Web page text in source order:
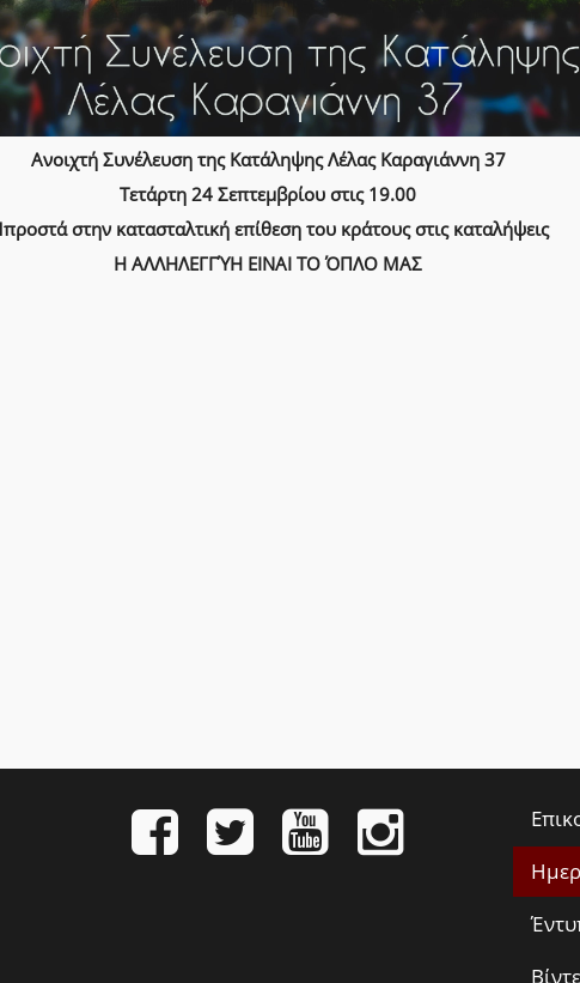
Ανοιχτή Συνέλευση της Κατάληψης Λέλας Καραγιάννη 37
Τετάρτη 24 Σεπτεμβρίου στις 19.00
στην κατασταλτική επίθεση του κράτους στις καταλήψεις
Η ΑΛΛΗΛΕΓΓΎΗ ΕΙΝΑΙ ΤΟ ΌΠΛΟ ΜΑΣ